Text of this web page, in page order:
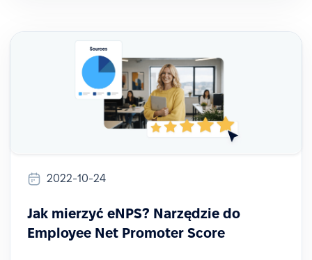
2022-10-24
Jak mierzyć eNPS? Narzędzie do
Employee Net Promoter Score